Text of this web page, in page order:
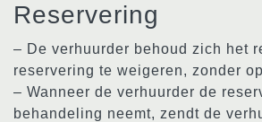
Reservering
– De verhuurder behoud zich het
reservering te weigeren, zonder
– Wanneer de verhuurder de
behandeling neemt, zendt de